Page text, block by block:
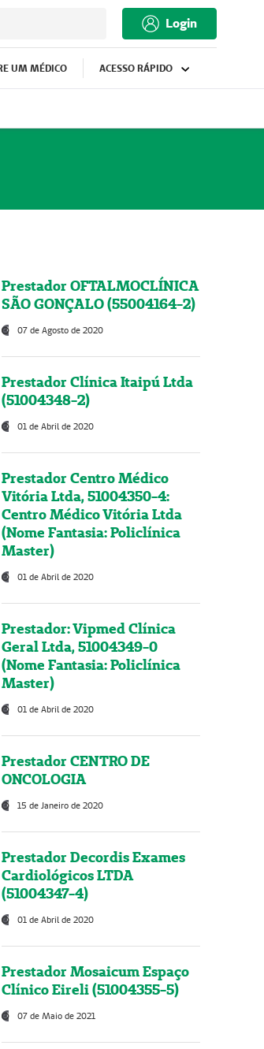
Login
UM MÉDICO ACESSO RÁPIDO
Prestador OFTALMOCLÍNICA
SÃO GONÇALO (55004164-2)
07 de Agosto de 2020
Prestador Clínica Itaipú Ltda
(51004348-2)
01 de Abril de 2020
Prestador Centro Médico
Vitória Ltda, 51004350-4:
Centro Médico Vitória Ltda
(Nome Fantasia: Policlínica
Master)
01 de Abril de 2020
Prestador: Vipmed Clínica
Geral Ltda, 51004349-0
(Nome Fantasia: Policlínica
Master)
01 de Abril de 2020
Prestador CENTRO DE
ONCOLOGIA
15 de Janeiro de 2020
Prestador Decordis Exames
Cardiológicos LTDA
(51004347-4)
01 de Abril de 2020
Prestador Mosaicum Espaço
Clínico Eireli (51004355-5)
07 de Maio de 2021